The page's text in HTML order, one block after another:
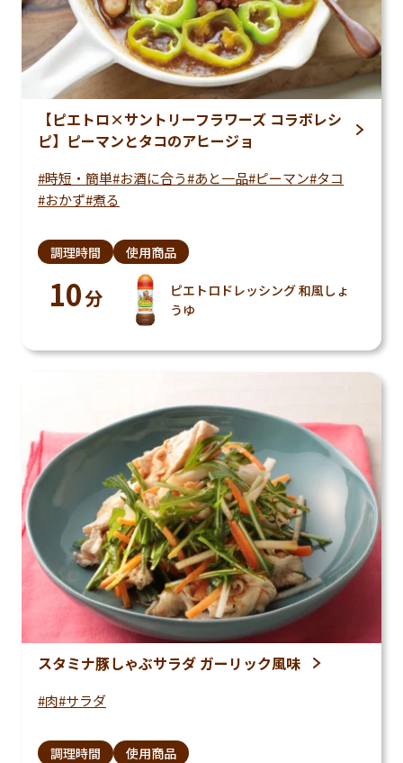
【ピエトロ×サントリーフラワーズ コラボレシ
ピ】ピーマンとタコのアヒージョ
時短・簡単 お酒に合う あと一品 ピーマン タコ
おかず 煮る
調理時間
10分
使用商品
ピエトロドレッシング 和風しょ
うゆ
スタミナ豚しゃぶサラダ ガーリック風味
肉 サラダ
調理時間 使用商品